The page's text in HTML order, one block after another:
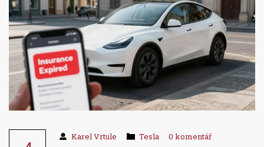
Karel Vrtule Tesla 0 komentář